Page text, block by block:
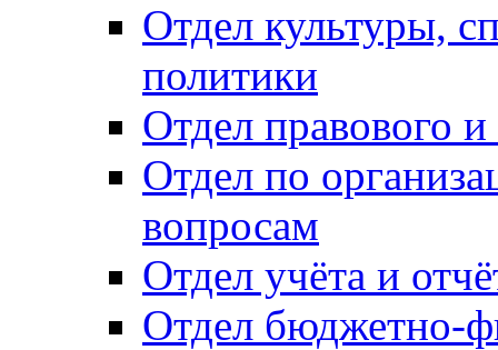
Отдел культуры,
политики
Отдел правового
Отдел по
вопросам
Отдел учёта и
Отдел бюджетно-